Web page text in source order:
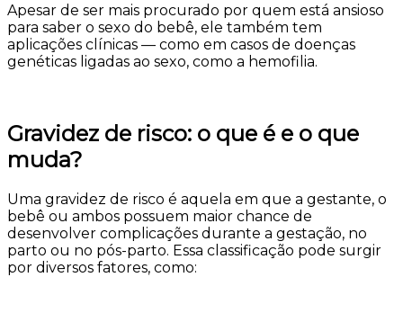
Apesar de ser mais procurado por quem está ansioso
para saber o sexo do bebê, ele também tem
aplicações clínicas — como em casos de doenças
genéticas ligadas ao sexo, como a hemofilia.
Gravidez de risco: o que é e o que
muda?
Uma gravidez de risco é aquela em que a gestante, o
bebê ou ambos possuem maior chance de
desenvolver complicações durante a gestação, no
parto ou no pós-parto. Essa classificação pode surgir
por diversos fatores, como: